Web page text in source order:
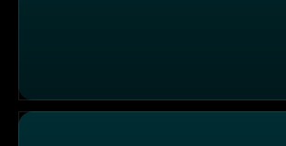
Mein Lokal, Dein Lokal - Promi-